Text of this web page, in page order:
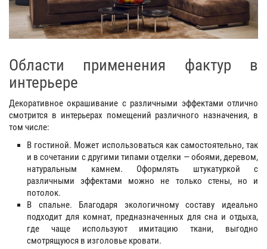
Области применения фактур в
интерьере
Декоративное окрашивание с различными эффектами отлично
смотрится в интерьерах помещений различного назначения, в
том числе:
В гостиной. Может использоваться как самостоятельно, так
и в сочетании с другими типами отделки — обоями, деревом,
натуральным камнем. Оформлять штукатуркой с
различными эффектами можно не только стены, но и
потолок.
В спальне. Благодаря экологичному составу идеально
подходит для комнат, предназначенных для сна и отдыха,
где чаще используют имитацию ткани, выгодно
смотрящуюся в изголовье кровати.